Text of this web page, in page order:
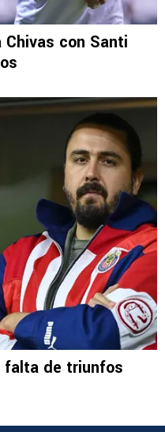
con Santi
falta de triunfos